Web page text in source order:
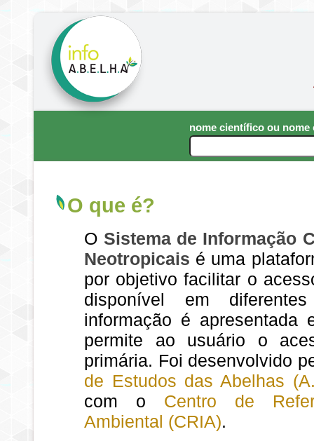
nome científico ou nome
O que é?
O Sistema de Informação
Neotropicais é uma
por objetivo facilitar o
disponível em
informação é apresentada
permite ao usuário o
primária. Foi desenvolvido
de Estudos das Abelhas
com o Centro de
Ambiental (CRIA).